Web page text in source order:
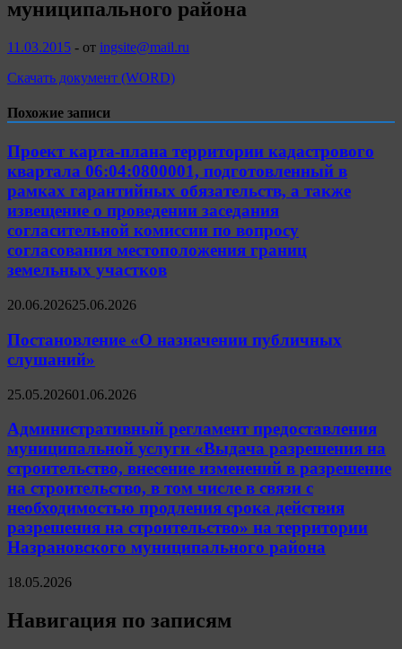
муниципального района
11.03.2015 - от ingsite@mail.ru
Скачать документ (WORD)
Похожие записи
Проект карта-плана территории кадастрового
квартала 06:04:0800001, подготовленный в
рамках гарантийных обязательств, а также
извещение о проведении заседания
согласительной комиссии по вопросу
согласования местоположения границ
земельных участков
20.06.202625.06.2026
Постановление «О назначении публичных
слушаний»
25.05.202601.06.2026
Административный регламент предоставления
муниципальной услуги «Выдача разрешения на
строительство, внесение изменений в разрешение
на строительство, в том числе в связи с
необходимостью продления срока действия
разрешения на строительство» на территории
Назрановского муниципального района
18.05.2026
Навигация по записям